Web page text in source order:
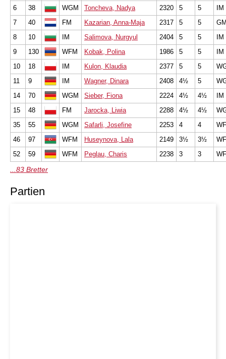
6
38 WGM Toncheva, Nadya 2320 5 5
IM
7
40 FM Kazarian, Anna-Maja 2317 5 5
8
10 IM Salimova, Nurgyul 2404 5 5
IM
9
130 WFM Kobak, Polina 1986 5 5
IM
10
18 IM Kulon, Klaudia 2377 5 5
11
9 IM Wagner, Dinara 2408 4½ 5
14
70 WGM Sieber, Fiona 2224 4½ 4½
IM
15
48 FM Jarocka, Liwia 2288 4½ 4½
35
55 WGM Safarli, Josefine 2253 4 4
46
97 WFM Huseynova, Lala 2149 3½ 3½
52
59 WFM Peglau, Charis 2238 3 3
...83 Bretter
Partien